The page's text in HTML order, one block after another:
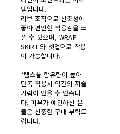
템입니다.
리브 조직으로 신축성이
좋아 편안한 착용감을 느
낄 수 있으며, WRAP
SKIRT 와 셋업으로 착용
이 가능합니다.
*램스울 함유량이 높아
단독 착용시 약간의 까슬
거림이 있을 수 있습니
다. 피부가 예민하신 분
들은 신중한 구매 부탁드
립니다.